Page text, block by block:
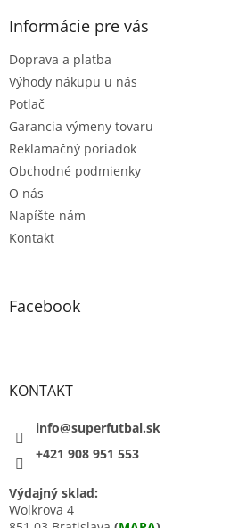
Informácie pre vás
Doprava a platba
Výhody nákupu u nás
Potlač
Garancia výmeny tovaru
Reklamačný poriadok
Obchodné podmienky
O nás
Napíšte nám
Kontakt
Facebook
KONTAKT
info@superfutbal.sk
+421 908 951 553
Výdajný sklad:
Wolkrova 4